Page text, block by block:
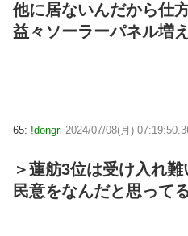
他に居ないんだから仕
益々ソーラーパネル増
65: !dongri 2024/07/08(月)
＞蓮舫3位は受け入れ難
民意をなんだと思って